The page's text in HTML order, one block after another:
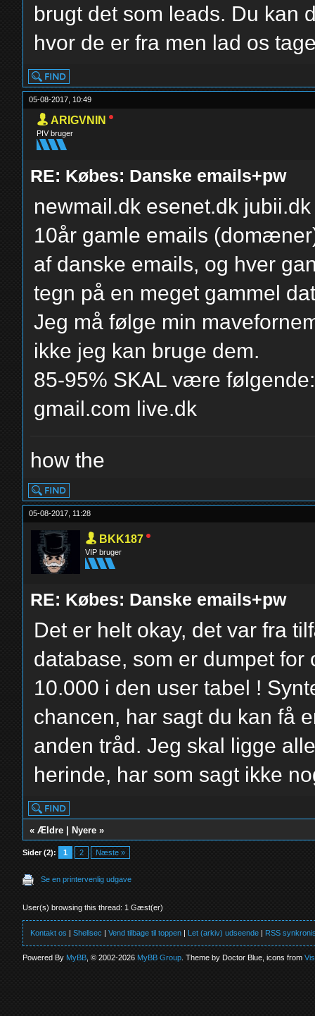
brugt det som leads. Du kan
hvor de er fra men lad os
05-08-2017, 10:49
ARIGVNIN
PIV bruger
RE: Købes: Danske emails+pw
newmail.dk esenet.dk
10år gamle emails
af danske emails, og hver
tegn på en meget gammel
Jeg må følge min
ikke jeg kan bruge dem.
85-95% SKAL være
gmail.com live.dk
how the
05-08-2017, 11:28
BKK187
VIP bruger
RE: Købes: Danske emails+pw
Det er helt okay, det var fra
database, som er dumpet
10.000 i den user tabel !
chancen, har sagt du kan få
anden tråd. Jeg skal ligge
herinde, har som sagt ikke
«Ældre Nyere »
Sider (2): 1 2 Næste »
Se en printervenlig udgave
User(s) browsing this thread: 1 Gæst(er)
Kontakt os |Shellsec |Vend tilbage til toppen | Let (arkiv) udseende | RSS
Powered ByMyBB , © 2002-2026MyBB Group . Theme by Doctor Blue, icons from